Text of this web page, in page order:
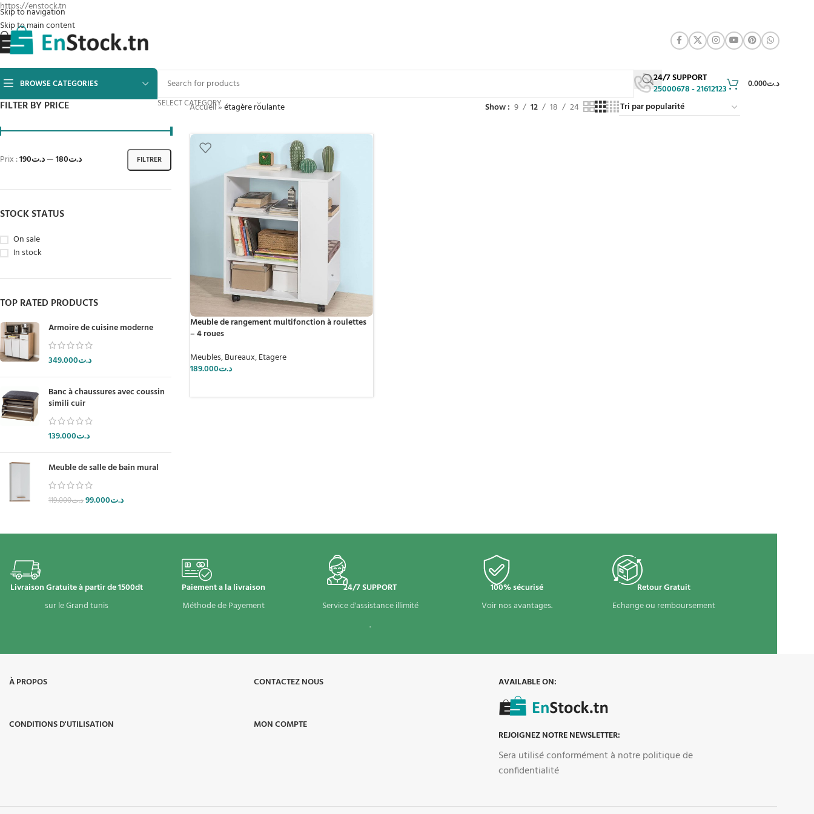
https://enstock.tn
Skip to navigation
Skip to main content
BROWSE CATEGORIES
SELECT CATEGORY
24/7 SUPPORT
25000678 - 21612123
د.ت0.000
FILTER BY PRICE
FILTRER
Prix : د.ت180 —د.ت190
STOCK STATUS
On sale
In stock
TOP RATED PRODUCTS
Armoire de cuisine moderne
د.ت349.000
Banc à chaussures avec coussin
simili cuir
د.ت139.000
Meuble de salle de bain mural
د.ت119.000 د.ت99.000
Accueil»étagère roulante Show 9 12 18 24
Meuble de rangement multifonction à roulettes
– 4 roues
Meubles,Bureaux,Etagere
د.ت189.000
Livraison Gratuite à partir de 1500dt
sur le Grand tunis
Paiement a la livraison
Méthode de Payement
24/7 SUPPORT
Service d'assistance illimité
.
100% sécurisé
Voir nos avantages.
Retour Gratuit
Echange ou remboursement
À PROPOS​
CONDITIONS D'UTILISATION
CONTACTEZ NOUS
MON COMPTE
AVAILABLE ON:
REJOIGNEZ NOTRE NEWSLETTER:
Sera utilisé conformément à notre politique de
confidentialité